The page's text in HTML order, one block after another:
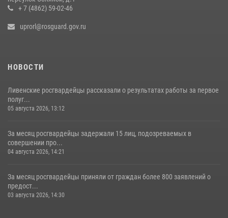
+ 7 (4862) 59-02-46
uprorl@rosguard.gov.ru
НОВОСТИ
Ливенские росгвардейцы рассказали о результатах работы за первое
полуг...
05 августа 2026, 13:12
За месяц росгвардейцы задержали 15 лиц, подозреваемых в
совершении про...
04 августа 2026, 14:21
За месяц росгвардейцы приняли от граждан более 800 заявлений о
предост...
03 августа 2026, 14:30